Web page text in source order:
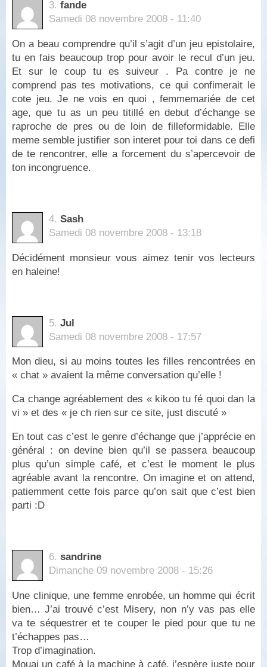
3. fande
Samedi 08 novembre 2008 - 11:40
On a beau comprendre qu’il s’agit d’un jeu epistolaire,
tu en fais beaucoup trop pour avoir le recul d’un jeu.
Et sur le coup tu es suiveur . Pa contre je ne
comprend pas tes motivations, ce qui confimerait le
cote jeu. Je ne vois en quoi , femmemariée de cet
age, que tu as un peu titillé en debut d’échange se
raproche de pres ou de loin de filleformidable. Elle
meme semble justifier son interet pour toi dans ce defi
de te rencontrer, elle a forcement du s’apercevoir de
ton incongruence.
4. Sash
Samedi 08 novembre 2008 - 13:18
Décidément monsieur vous aimez tenir vos lecteurs
en haleine!
5. Jul
Samedi 08 novembre 2008 - 17:57
Mon dieu, si au moins toutes les filles rencontrées en
« chat » avaient la même conversation qu’elle !
Ca change agréablement des « kikoo tu fé quoi dan la
vi » et des « je ch rien sur ce site, just discuté »
En tout cas c’est le genre d’échange que j’apprécie en
général : on devine bien qu’il se passera beaucoup
plus qu’un simple café, et c’est le moment le plus
agréable avant la rencontre. On imagine et on attend,
patiemment cette fois parce qu’on sait que c’est bien
parti :D
6. sandrine
Dimanche 09 novembre 2008 - 15:26
Une clinique, une femme enrobée, un homme qui écrit
bien… J’ai trouvé c’est Misery, non n’y vas pas elle
va te séquestrer et te couper le pied pour que tu ne
t’échappes pas…
Trop d’imagination.
Mouai un café à la machine à café, j’espère juste pour